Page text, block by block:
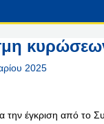
2025
την έγκριση από